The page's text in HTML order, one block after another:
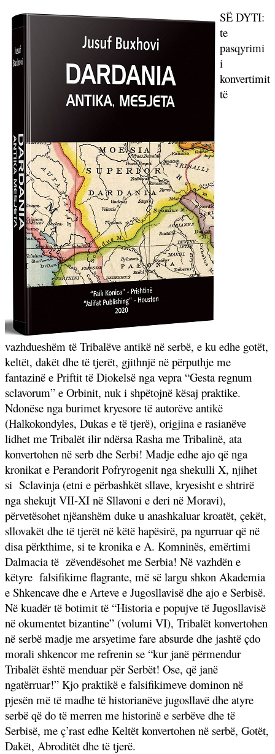
SË DYTI:
te
pasqyrimi
i
konvertimit
të
vazhdueshëm të Tribalëve antikë në serbë, e ku edhe gotët,
keltët, dakët dhe të tjerët, gjithnjë në përputhje me
fantazinë e Priftit të Diokelsë nga vepra “Gesta regnum
sclavorum” e Orbinit, nuk i shpëtojnë kësaj praktike.
Ndonëse nga burimet kryesore të autorëve antikë
(Halkokondyles, Dukas e të tjerë), origjina e rasianëve
lidhet me Tribalët ilir ndërsa Rasha me Tribalinë, ata
konvertohen në serb dhe Serbi! Madje edhe ajo që nga
kronikat e Perandorit Pofryrogenit nga shekulli X, njihet
si Sclavinja (etni e përbashkët sllave, kryesisht e shtrirë
nga shekujt VII-XI në Sllavoni e deri në Moravi),
përvetësohet njëanshëm duke u anashkaluar kroatët, çekët,
sllovakët dhe të tjerët në këtë hapësirë, pa ngurruar që në
disa përkthime, si te kronika e A. Komninës, emërtimi
Dalmacia të zëvendësohet me Serbia! Në vazhdën e
këtyre falsifikime flagrante, më së largu shkon Akademia
e Shkencave dhe e Arteve e Jugosllavisë dhe ajo e Serbisë.
Në kuadër të botimit të “Historia e popujve të Jugosllavisë
në okumentet bizantine” (volumi VI), Tribalët konvertohen
në serbë madje me arsyetime fare absurde dhe jashtë çdo
morali shkencor me refrenin se “kur janë përmendur
Tribalët është menduar për Serbët! Ose, që janë
ngatërruar!” Kjo praktikë e falsifikimeve dominon në
pjesën më të madhe të historianëve jugosllavë dhe atyre
serbë që do të merren me historinë e serbëve dhe të
Serbisë, me ç’rast edhe Keltët konvertohen në serbë, Gotët,
Dakët, Abroditët dhe të tjerë.